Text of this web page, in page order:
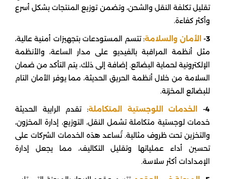
تقليل تكلفة النقل والشحن، وتضمن توزيع المنتجات بشكل أسرع
وأكثر كفاءة.
3-
الأمان والسلامة: تتسم المستودعات بتجهيزات أمنية عالية،
مثل أنظمة المراقبة بالفيديو على مدار الساعة، والأنظمة
الإلكترونية لحماية البضائع. إضافة إلى ذلك، يتم التأكد من ضمان
السلامة من خلال أنظمة الحريق الحديثة، مما يوفر الأمان التام
للبضائع المخزنة.
4-
الخدمات اللوجستية المتكاملة: تقدم الرابية الحديثة
خدمات لوجستية متكاملة تشمل النقل، التوزيع، إدارة المخزون،
والتخزين تحت ظروف مثالية. تُساعد هذه الخدمات الشركات على
تحسين أداء عملياتها وتقليل التكاليف، مما يجعل إدارة
الإمدادات أكثر سلاسة.